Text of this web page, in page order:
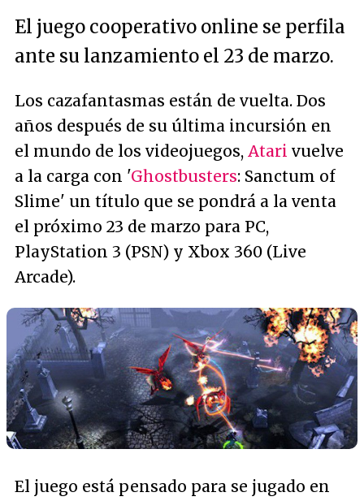
El juego cooperativo online se perfila
ante su lanzamiento el 23 de marzo.
Los cazafantasmas están de vuelta. Dos
años después de su última incursión en
el mundo de los videojuegos, Atari vuelve
a la carga con 'Ghostbusters: Sanctum of
Slime' un título que se pondrá a la venta
el próximo 23 de marzo para PC,
PlayStation 3 (PSN) y Xbox 360 (Live
Arcade).
El juego está pensado para se jugado en